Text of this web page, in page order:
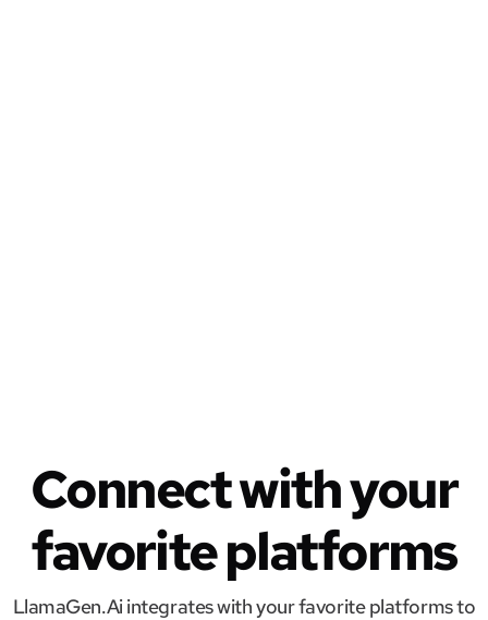
Connect with your
favorite platforms
LlamaGen.Ai integrates with your favorite platforms to